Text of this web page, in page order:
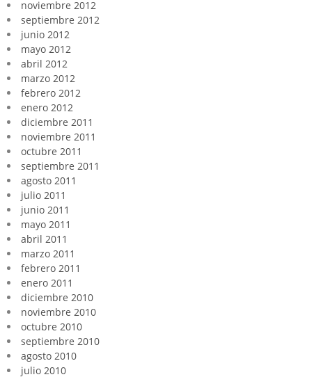
noviembre 2012
septiembre 2012
junio 2012
mayo 2012
abril 2012
marzo 2012
febrero 2012
enero 2012
diciembre 2011
noviembre 2011
octubre 2011
septiembre 2011
agosto 2011
julio 2011
junio 2011
mayo 2011
abril 2011
marzo 2011
febrero 2011
enero 2011
diciembre 2010
noviembre 2010
octubre 2010
septiembre 2010
agosto 2010
julio 2010